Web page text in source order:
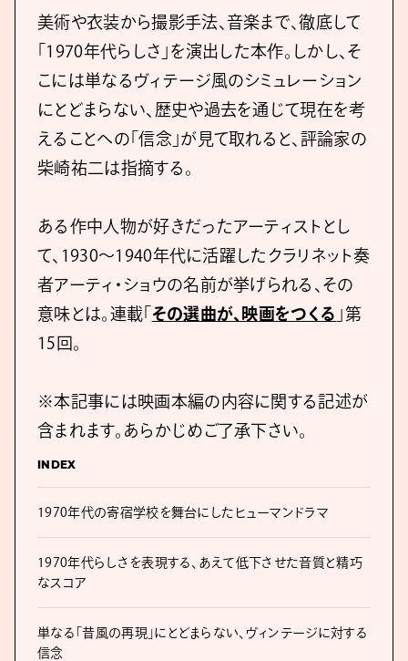
美術や衣装から撮影手法、音楽まで、徹底して
「1970年代らしさ」を演出した本作。しかし、そ
こには単なるヴィテージ風のシミュレーション
にとどまらない、歴史や過去を通じて現在を考
えることへの「信念」が見て取れると、評論家の
柴崎祐二は指摘する。
ある作中人物が好きだったアーティストとし
て、1930〜1940年代に活躍したクラリネット奏
者アーティ・ショウの名前が挙げられる、その
意味とは。連載「 その選曲が、映画をつくる 」第
15回。
※本記事には映画本編の内容に関する記述が
含まれます。あらかじめご了承下さい。
INDEX
1970年代の寄宿学校を舞台にしたヒューマンドラマ
1970年代らしさを表現する、あえて低下させた音質と精巧
なスコア
単なる「昔風の再現」にとどまらない、ヴィンテージに対する
信念